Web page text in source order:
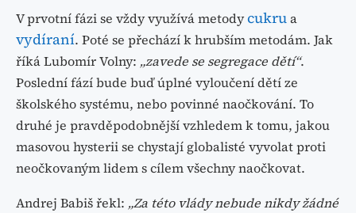
V prvotní fázi se vždy využívá metodycukrua
vydíraní. Poté se přechází k hrubším metodám. Jak
říká Lubomír Volny: „zavede se segregace dětí“.
Poslední fází bude buď úplné vyloučení dětí ze
školského systému, nebo povinné naočkování. To
druhé je pravděpodobnější vzhledem k tomu, jakou
masovou hysterii se chystají globalisté vyvolat proti
neočkovaným lidem s cílem všechny naočkovat.
Andrej Babiš řekl: „Za této vlády nebude nikdy žádné